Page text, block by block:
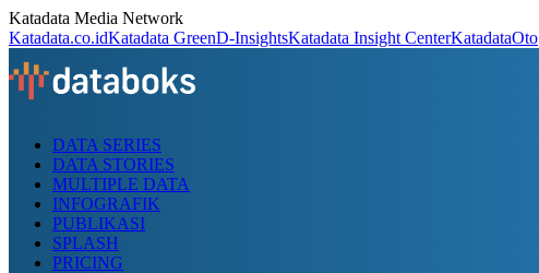
Katadata Media Network
Katadata.co.idKatadata GreenD-InsightsKatadata Insight CenterKatadataOto
DATA SERIES
DATA STORIES
MULTIPLE DATA
INFOGRAFIK
PUBLIKASI
SPLASH
PRICING